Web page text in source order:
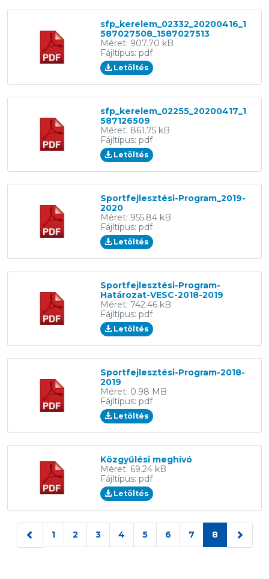
sfp_kerelem_02332_20200416_1
587027508_1587027513
Méret: 907.70 kB
Fájltípus: pdf
Letöltés
sfp_kerelem_02255_20200417_1
587126509
Méret: 861.75 kB
Fájltípus: pdf
Letöltés
Sportfejlesztési-Program_2019-
2020
Méret: 955.84 kB
Fájltípus: pdf
Letöltés
Sportfejlesztési-Program-
Határozat-VESC-2018-2019
Méret: 742.46 kB
Fájltípus: pdf
Letöltés
Sportfejlesztési-Program-2018-
2019
Méret: 0.98 MB
Fájltípus: pdf
Letöltés
Közgyűlési meghívó
Méret: 69.24 kB
Fájltípus: pdf
Letöltés
1 2 3 4 5 6 7 8